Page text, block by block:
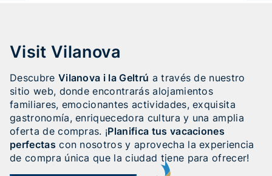
Visit Vilanova
Descubre Vilanova i la Geltrú a través de nuestro
sitio web, donde encontrarás alojamientos
familiares, emocionantes actividades, exquisita
gastronomía, enriquecedora cultura y una amplia
oferta de compras. ¡Planifica tus vacaciones
perfectas con nosotros y aprovecha la experiencia
de compra única que la ciudad tiene para ofrecer!